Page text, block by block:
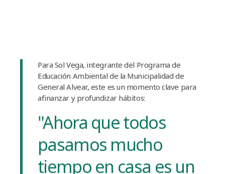
Para Sol Vega, integrante del Programa de
Educación Ambiental de la Municipalidad de
General Alvear, este es un momento clave para
afinanzar y profundizar hábitos:
"Ahora que todos
pasamos mucho
tiempo en casa es un